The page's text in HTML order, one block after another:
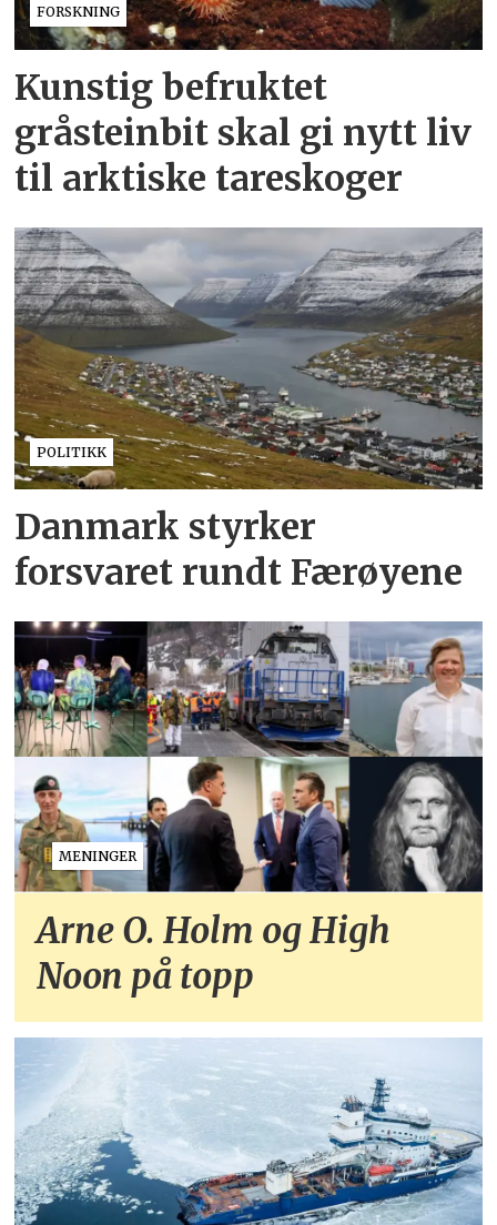
FORSKNING
Kunstig befruktet
gråsteinbit skal gi nytt liv
til arktiske tareskoger
POLITIKK
Danmark styrker
forsvaret rundt Færøyene
MENINGER
Arne O. Holm og High
Noon på topp